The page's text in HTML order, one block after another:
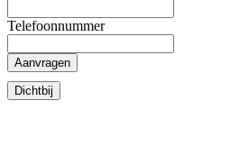
Telefoonnummer
Aanvragen
Dichtbij